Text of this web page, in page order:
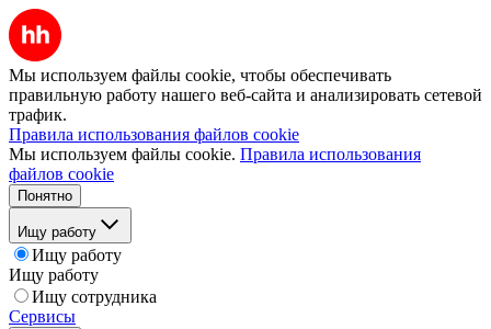
Мы используем файлы cookie, чтобы обеспечивать
правильную работу нашего веб-сайта и анализировать сетевой
трафик.
Правила использования файлов cookie
Мы используем файлы cookie. Правила использования
файлов cookie
Понятно
Ищу работу
Ищу работу
Ищу работу
Ищу сотрудника
Сервисы